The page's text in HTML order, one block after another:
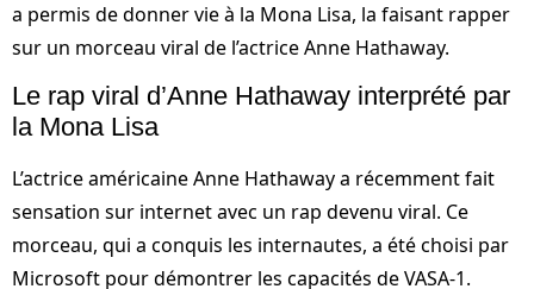
a permis de donner vie à la Mona Lisa, la faisant rapper
sur un morceau viral de l’actrice Anne Hathaway.
Le rap viral d’Anne Hathaway interprété par
la Mona Lisa
L’actrice américaine Anne Hathaway a récemment fait
sensation sur internet avec un rap devenu viral. Ce
morceau, qui a conquis les internautes, a été choisi par
Microsoft pour démontrer les capacités de VASA-1.